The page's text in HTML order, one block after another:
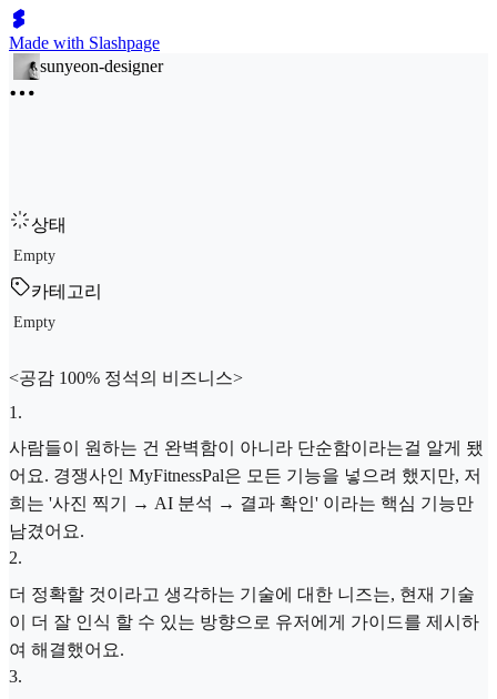
Made with Slashpage
sunyeon-designer
상태
Empty
카테고리
Empty
<공감 100% 정석의 비즈니스>
1 .
사람들이 원하는 건 완벽함이 아니라 단순함이라는걸 알게 됐
어요. 경쟁사인 MyFitnessPal은 모든 기능을 넣으려 했지만, 저
희는 '사진 찍기 → AI 분석 → 결과 확인' 이라는 핵심 기능만
남겼어요.
2.
더 정확할 것이라고 생각하는 기술에 대한 니즈는, 현재 기술
이 더 잘 인식 할 수 있는 방향으로 유저에게 가이드를 제시하
여 해결했어요.
3.